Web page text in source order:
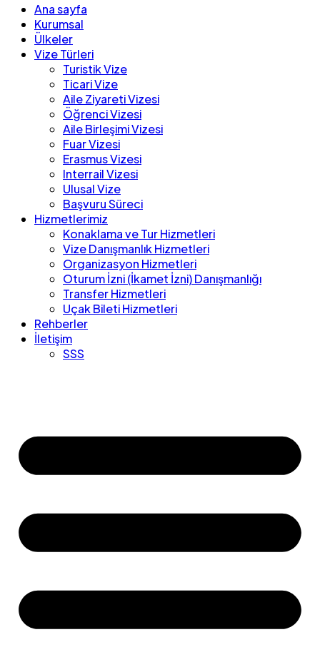
Ana sayfa
Kurumsal
Ülkeler
Vize Türleri
Turistik Vize
Ticari Vize
Aile Ziyareti Vizesi
Öğrenci Vizesi
Aile Birleşimi Vizesi
Fuar Vizesi
Erasmus Vizesi
Interrail Vizesi
Ulusal Vize
Başvuru Süreci
Hizmetlerimiz
Konaklama ve Tur Hizmetleri
Vize Danışmanlık Hizmetleri
Organizasyon Hizmetleri
Oturum İzni (İkamet İzni) Danışmanlığı
Transfer Hizmetleri
Uçak Bileti Hizmetleri
Rehberler
İletişim
SSS